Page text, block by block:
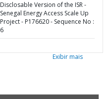
Disclosable Version of the ISR -
Senegal Energy Access Scale Up
Project - P176620 - Sequence No :
6
Exibir mais